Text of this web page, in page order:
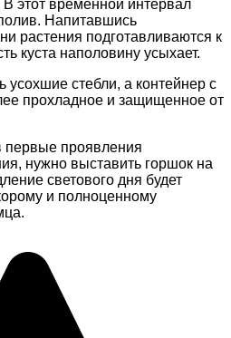
этот временной интервал
Напитавшись
растения подготавливаются к
куста наполовину усыхает.
усохшие стебли, а контейнер с
прохладное и защищенное от
первые проявления
нужно выставить горшок на
светового дня будет
и полноценному